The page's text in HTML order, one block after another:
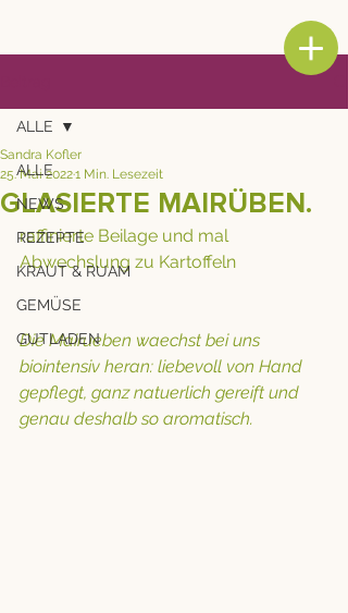
ALLE
NEWS
REZEPTE
KRAUT & RUAM
GEMÜSE
GUTLADEN
ALLE
GLASIERTE MAIRÜBEN.
Sandra Kofler
25. Mai 20221 Min. Lesezeit
raffinierte Beilage und mal
Abwechslung zu Kartoffeln
Die Mairueben waechst bei uns
biointensiv heran: liebevoll von Hand
gepflegt, ganz natuerlich gereift und
genau deshalb so aromatisch.